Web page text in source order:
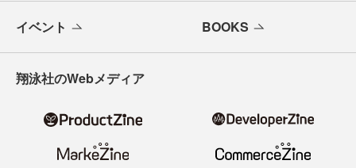
イベント BOOKS
翔泳社のWebメディア